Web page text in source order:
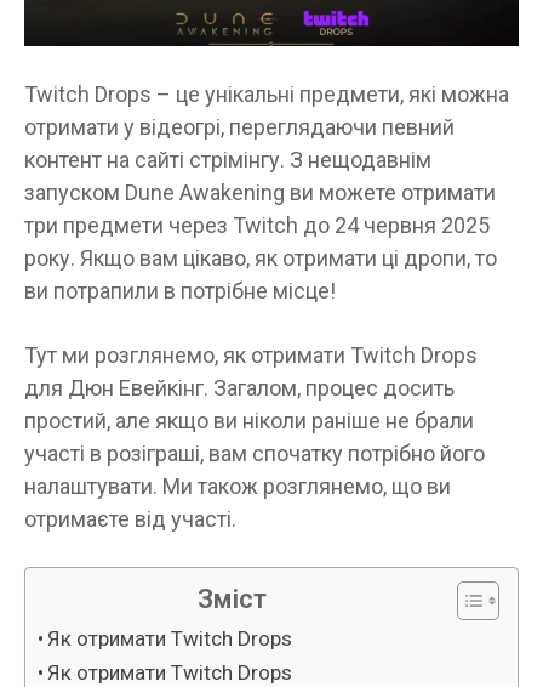
Twitch Drops – це унікальні предмети, які можна
отримати у відеогрі, переглядаючи певний
контент на сайті стрімінгу. З нещодавнім
запуском Dune Awakening ви можете отримати
три предмети через Twitch до 24 червня 2025
року. Якщо вам цікаво, як отримати ці дропи, то
ви потрапили в потрібне місце!
Тут ми розглянемо, як отримати Twitch Drops
для Дюн Евейкінг. Загалом, процес досить
простий, але якщо ви ніколи раніше не брали
участі в розіграші, вам спочатку потрібно його
налаштувати. Ми також розглянемо, що ви
отримаєте від участі.
Зміст
Як отримати Twitch Drops
Як отримати Twitch Drops